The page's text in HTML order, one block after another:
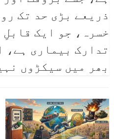
ذریعے بڑی حد تک
خسرہ، جو ایک قابلِ
تدارک بیماری ہے،
بھر میں سیکڑوں